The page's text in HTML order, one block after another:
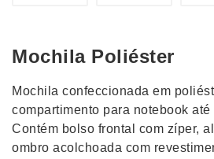
Mochila Poliéster
Mochila confeccionada em
compartimento para notebook
Contém bolso frontal com zíper,
ombro acolchoada com